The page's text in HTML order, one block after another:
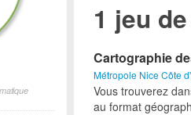
1 jeu
Cartographie
Métropole Nice Côte
Vous trouverez
au format